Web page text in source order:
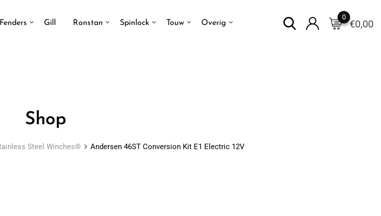
Fenders Gill Ronstan Spinlock Touw Overig €0,00
0
Shop
Steel Winches® Andersen 46ST Conversion Kit E1 Electric 12V